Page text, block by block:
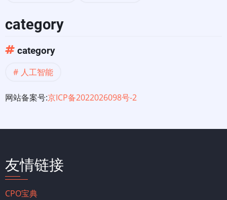
category
category
人工智能
网站备案号:京ICP备2022026098号-2
友情链接
CPO宝典